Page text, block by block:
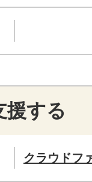
援する
クラウドフ